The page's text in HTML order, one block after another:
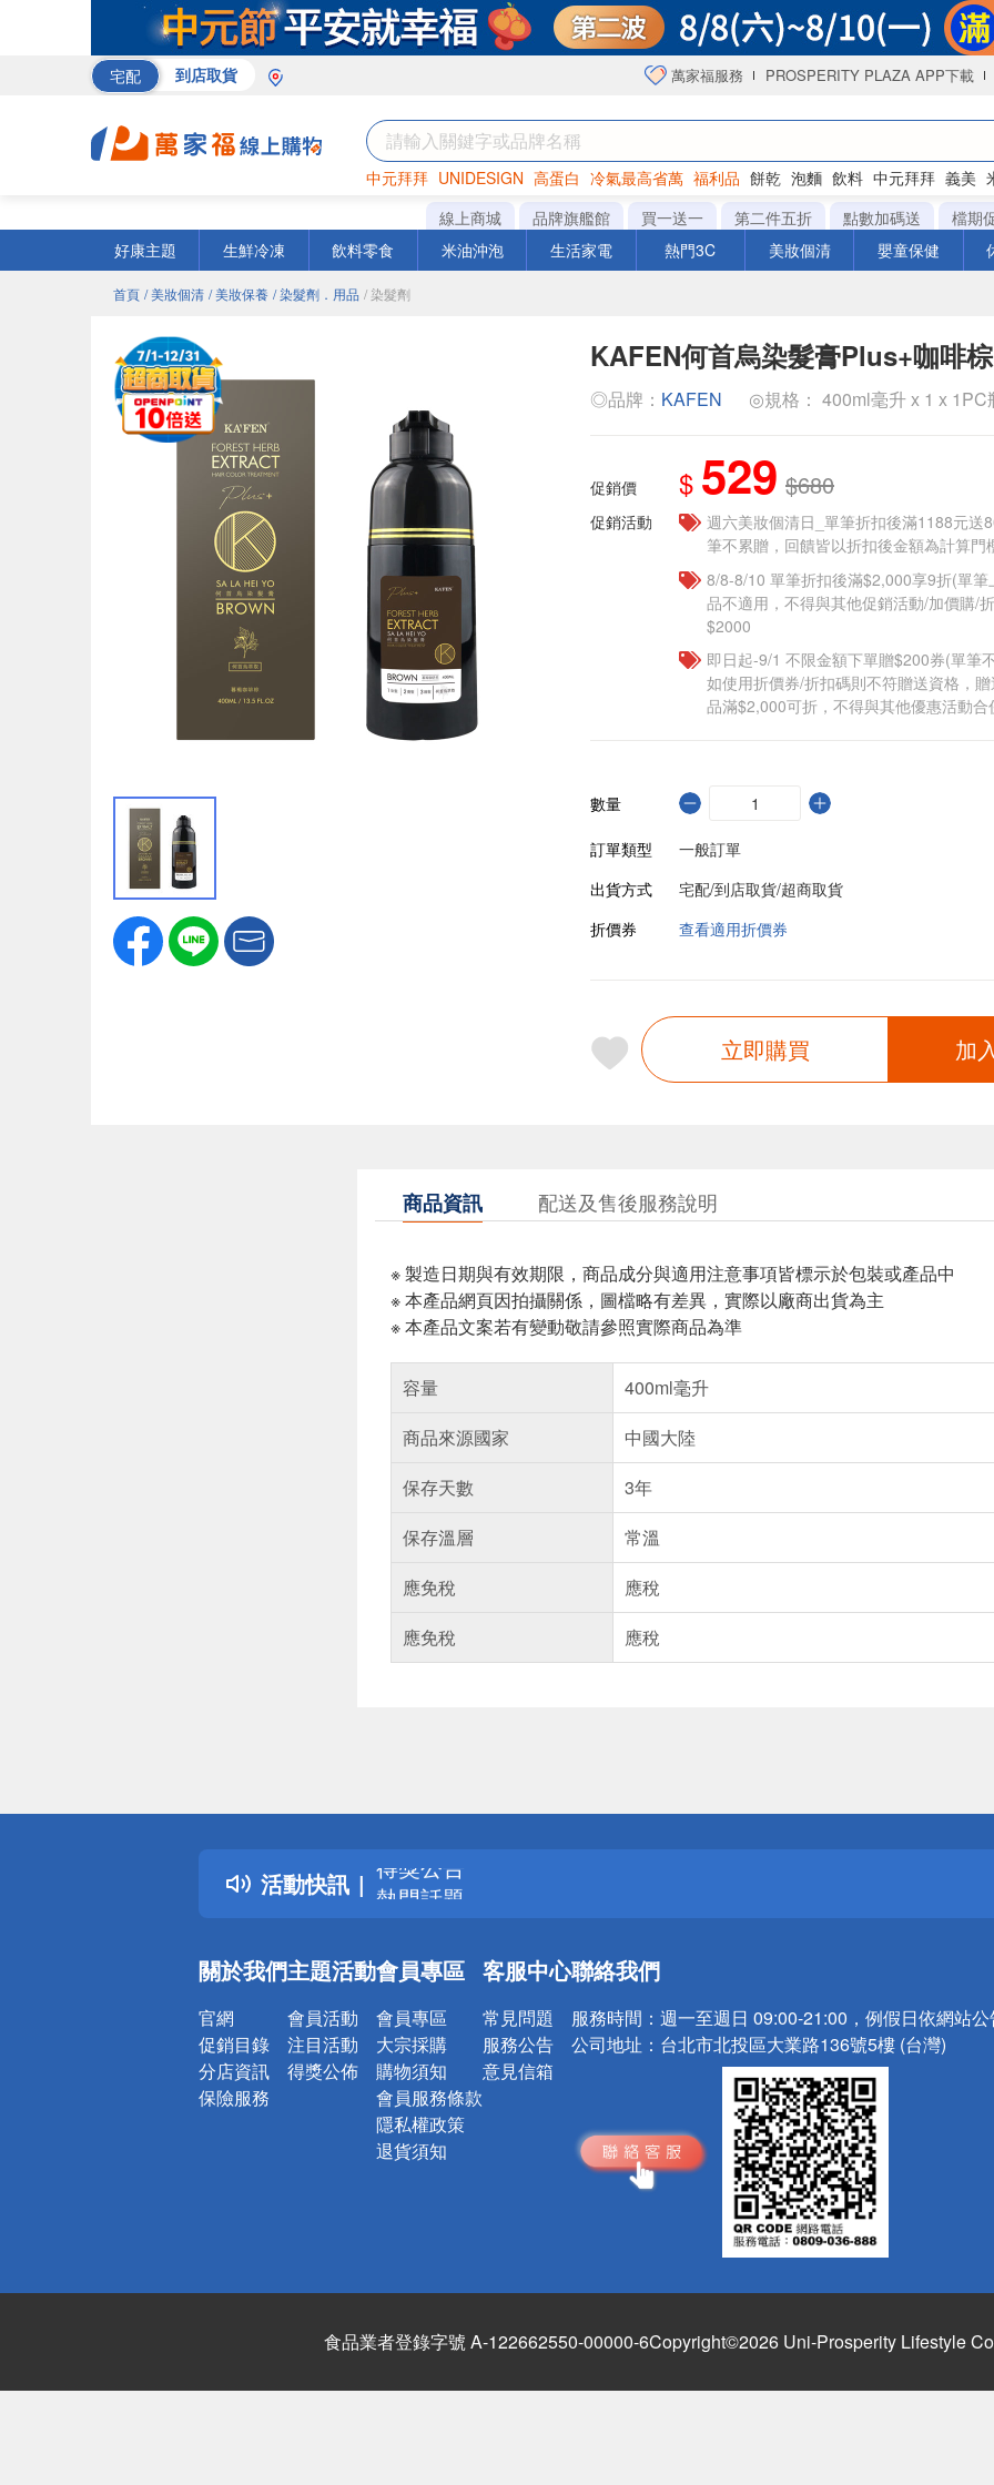
宅配 到店取貨 萬家福服務 PROSPERITY PLAZA APP下載
中元拜拜 UNIDESIGN 高蛋白 冷氣最高省萬 福利品 餅乾 泡麵 飲料 中元拜拜 義美
罐頭 咖啡 海苔
線上商城 品牌旗艦館 買一送一 第二件五折 點數加碼送
檔期
好康主題
生鮮冷凍 飲料零食 米油沖泡 生活家電 熱門3C 美妝個清 嬰童保健
首頁 / 美妝個清 / 美妝保養 / 染髮劑．用品 / 染髮劑
KAFEN何首烏染髮膏Plus+咖啡棕
◎品牌： KAFEN ◎規格： 400ml毫升 x 1 x 1PC
促銷價 $ 529 $680
促銷活動
週六美妝個清日_單筆折扣後滿1188元送
筆不累贈，回饋皆以折扣後金額為計算門
8/8-8/10 單筆折扣後滿$2,000享9折(單
品不適用，不得與其他促銷活動/加價購/
$2000
即日起-9/1 不限金額下單贈$200券(單筆
如使用折價券/折扣碼則不符贈送資格，
品滿$2,000可折，不得與其他優惠活動合
數量
訂單類型
一般訂單
出貨方式
宅配/到店取貨/超商取貨
折價券
查看適用折價券
立即購買 加
商品資訊 配送及售後服務說明
※ 製造日期與有效期限，商品成分與適用注意事項皆標示於包裝或產品中
※ 本產品網頁因拍攝關係，圖檔略有差異，實際以廠商出貨為主
※ 本產品文案若有變動敬請參照實際商品為準
容量
400ml毫升
商品來源國家
中國大陸
保存天數
3年
保存溫層
常溫
應免稅
應稅
應免稅
應稅
活動快訊
詐騙網頁！請小心！
得獎公告
熱門話題
銀行優惠
詐騙網頁！請小心！
關於我們
官網
促銷目錄
分店資訊
保險服務
主題活動
會員活動
注目活動
得獎公佈
會員專區
會員專區
大宗採購
購物須知
會員服務條款
隱私權政策
退貨須知
客服中心
常見問題
服務公告
意見信箱
聯絡我們
服務時間： 週一至週日 09:00-21:00，例假日依網站
公司地址： 台北市北投區大業路136號5樓 (台灣)
食品業者登錄字號 A-122662550-00000-6Copyright©2026 Uni-Prosperity Lifestyle